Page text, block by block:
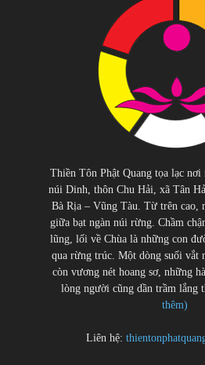
Thiền Tôn Phật Quang tọa lạc
núi Dinh, thôn Chu Hải, xã Tân
Bà Rịa – Vũng Tàu. Từ trên cao,
giữa bạt ngàn núi rừng. Chầm
lũng, lối về Chùa là những con
qua rừng trúc. Một dòng suối vắt
còn vương nét hoang sơ, những
lòng người cũng dần trầm lắng
thêm)
Liên hệ: